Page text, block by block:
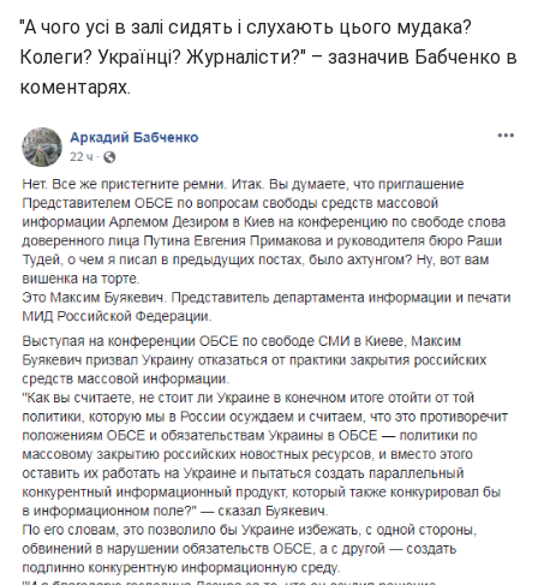
"А чого усі в залі сидять і слухають цього мудака?
Колеги? Українці? Журналісти?" – зазначив Бабченко в
коментарях.